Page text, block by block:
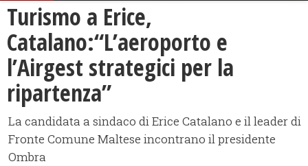
Turismo a Erice,
Catalano:“L’aeroporto e
l’Airgest strategici per la
ripartenza”
La candidata a sindaco di Erice Catalano e il leader di
Fronte Comune Maltese incontrano il presidente
Ombra